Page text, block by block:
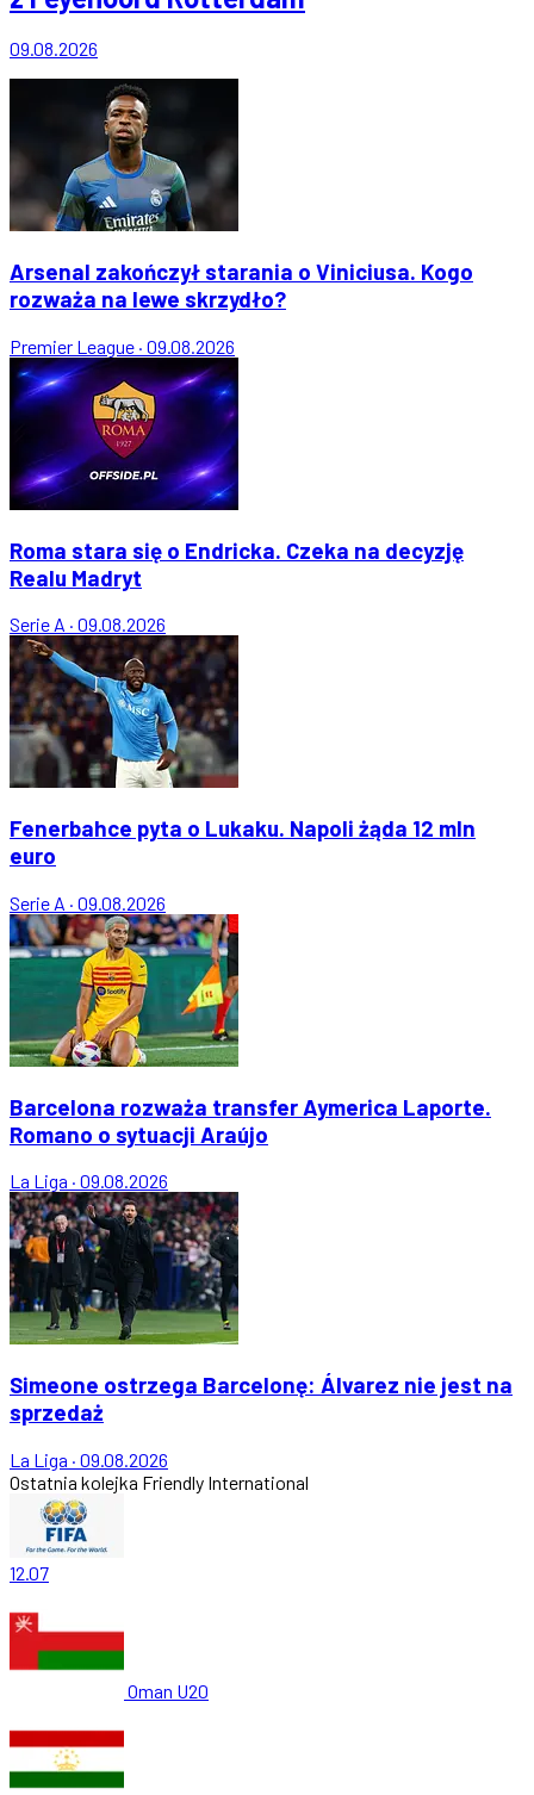
09.08.2026
Arsenal zakończył starania o Viniciusa. Kogo
rozważa na lewe skrzydło?
Premier League · 09.08.2026
Roma stara się o Endricka. Czeka na decyzję
Realu Madryt
Serie A · 09.08.2026
Fenerbahce pyta o Lukaku. Napoli żąda 12 mln
euro
Serie A · 09.08.2026
Barcelona rozważa transfer Aymerica Laporte.
Romano o sytuacji Araújo
La Liga · 09.08.2026
Simeone ostrzega Barcelonę: Álvarez nie jest na
sprzedaż
La Liga · 09.08.2026
Ostatnia kolejka Friendly International
12.07
Oman U20